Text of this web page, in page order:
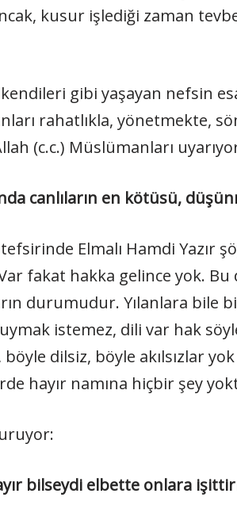
kusur işlediği zaman
kendileri gibi yaşayan nefsin
rahatlıkla, yönetmekte,
(c.c.) Müslümanları
canlıların en kötüsü,
Elmalı Hamdi Yazır
fakat hakka gelince yok.
durumudur. Yılanlara bile
istemez, dili var hak
dilsiz, böyle akılsızlar
hayır namına hiçbir şey
bilseydi elbette onlara